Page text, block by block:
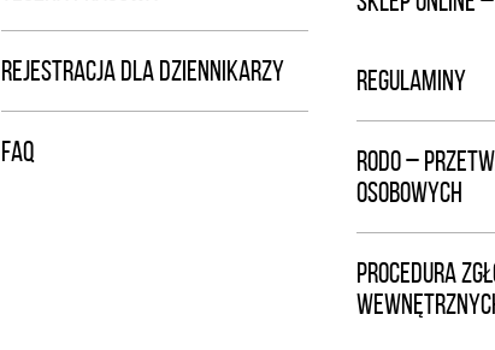
REJESTRACJA DLA DZIENNIKARZY
FAQ
REGULAMINY
RODO –
OSOBOWYCH
PROCEDURA